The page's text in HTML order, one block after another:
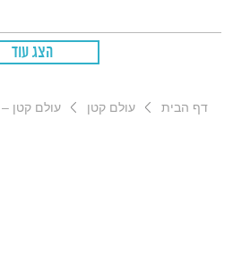
הצג עוד
דף הבית עולם קטן עולם קטן – 15.7.24